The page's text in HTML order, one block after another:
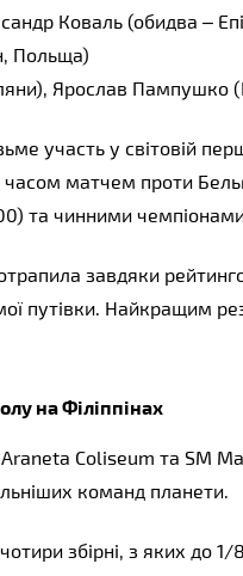
Коваль (обидва –
Польща)
Ярослав Пампушко
участь у світовій
матчем проти
та чинними чемпіонами
завдяки
путівки. Найкращим
на Філіппінах
Coliseum та SM
команд планети.
збірні, з яких до